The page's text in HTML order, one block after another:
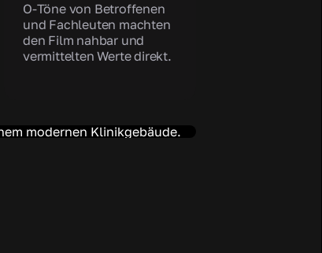
O-Töne von Betroffenen
und Fachleuten machten
den Film nahbar und
vermittelten Werte direkt.